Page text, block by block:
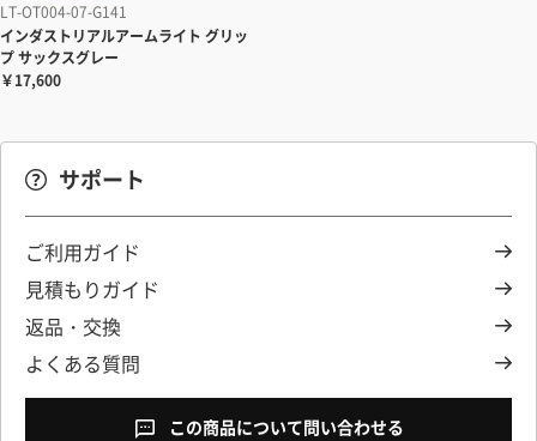
LT-OT004-07-G141
インダストリアルアームライト グリッ
プ サックスグレー
￥17,600
サポート
ご利用ガイド
見積もりガイド
返品・交換
よくある質問
この商品について問い合わせる